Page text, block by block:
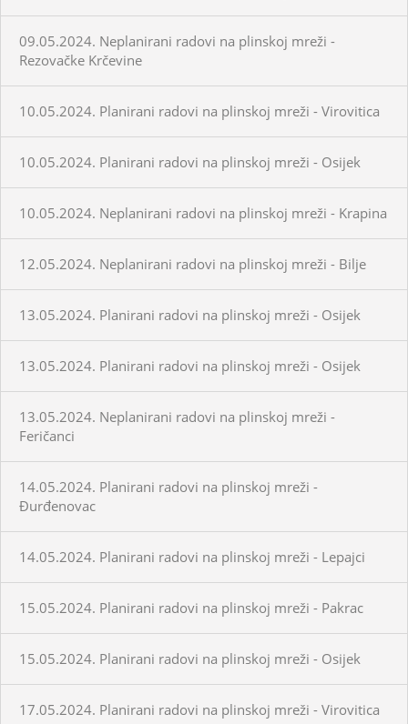
09.05.2024. Neplanirani radovi na plinskoj mreži -
Rezovačke Krčevine
10.05.2024. Planirani radovi na plinskoj mreži - Virovitica
10.05.2024. Planirani radovi na plinskoj mreži - Osijek
10.05.2024. Neplanirani radovi na plinskoj mreži - Krapina
12.05.2024. Neplanirani radovi na plinskoj mreži - Bilje
13.05.2024. Planirani radovi na plinskoj mreži - Osijek
13.05.2024. Planirani radovi na plinskoj mreži - Osijek
13.05.2024. Neplanirani radovi na plinskoj mreži -
Feričanci
14.05.2024. Planirani radovi na plinskoj mreži -
Đurđenovac
14.05.2024. Planirani radovi na plinskoj mreži - Lepajci
15.05.2024. Planirani radovi na plinskoj mreži - Pakrac
15.05.2024. Planirani radovi na plinskoj mreži - Osijek
17.05.2024. Planirani radovi na plinskoj mreži - Virovitica